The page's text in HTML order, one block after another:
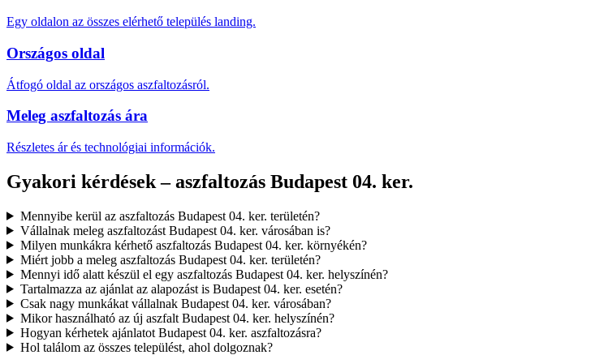
Egy oldalon az összes elérhető település landing.
Országos oldal
Átfogó oldal az országos aszfaltozásról.
Meleg aszfaltozás ára
Részletes ár és technológiai információk.
Gyakori kérdések – aszfaltozás Budapest 04. ker.
Mennyibe kerül az aszfaltozás Budapest 04. ker. területén?
Vállalnak meleg aszfaltozást Budapest 04. ker. városában is?
Milyen munkákra kérhető aszfaltozás Budapest 04. ker. környékén?
Miért jobb a meleg aszfaltozás Budapest 04. ker. területén?
Mennyi idő alatt készül el egy aszfaltozás Budapest 04. ker. helyszínén?
Tartalmazza az ajánlat az alapozást is Budapest 04. ker. esetén?
Csak nagy munkákat vállalnak Budapest 04. ker. városában?
Mikor használható az új aszfalt Budapest 04. ker. helyszínén?
Hogyan kérhetek ajánlatot Budapest 04. ker. aszfaltozásra?
Hol találom az összes települést, ahol dolgoznak?